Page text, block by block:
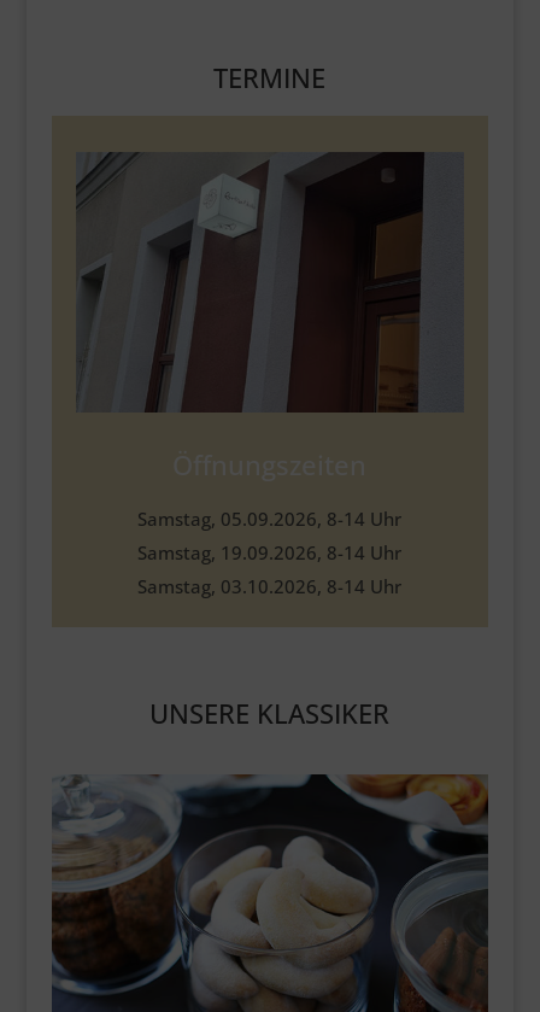
TERMINE
Samstag, 05.09.2026, 8-14 Uhr
Samstag, 19.09.2026, 8-14 Uhr
Samstag, 03.10.2026, 8-14 Uhr
UNSERE KLASSIKER